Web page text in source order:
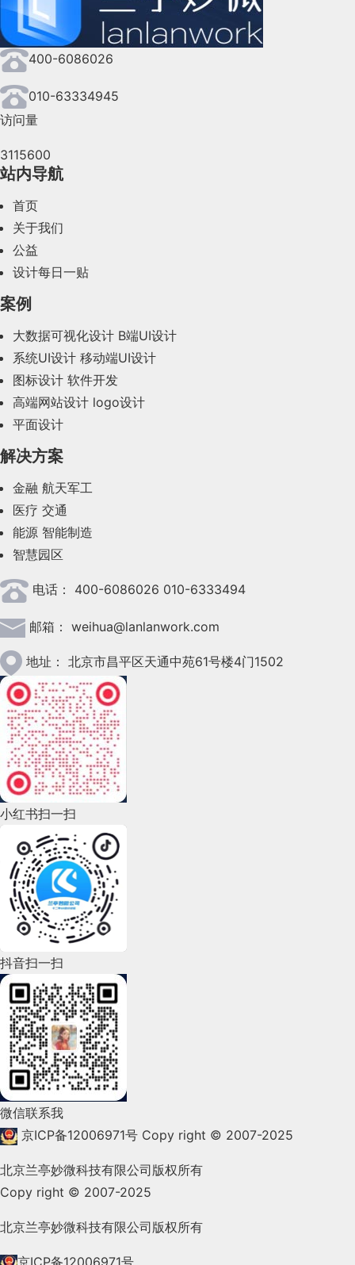
2024年8月(164)
2024年7月(107)
2024年6月(63)
2024年4月(44)
2024年2月(58)
2023年10月(14)
2023年8月(88)
2023年7月(62)
2023年6月(58)
2023年5月(28)
2023年4月(47)
2023年3月(37)
2023年2月(90)
2023年1月(78)
2022年12月(45)
2022年11月(69)
2022年10月(51)
2022年9月(135)
2022年8月(60)
2022年7月(111)
2022年6月(162)
2022年5月(143)
2022年4月(86)
2022年3月(119)
2022年2月(53)
2022年1月(99)
2021年12月(105)
2021年9月(153)
2021年8月(147)
2021年7月(149)
400-6086026
010-63334945
访问量
3115600
站内导航
首页
关于我们
公益
设计每日一贴
案例
大数据可视化设计 B端UI设计
系统UI设计 移动端UI设计
图标设计 软件开发
高端网站设计 logo设计
平面设计
解决方案
金融 航天军工
医疗 交通
能源 智能制造
智慧园区
电话： 400-6086026 010-6333494
邮箱： weihua@lanlanwork.com
地址： 北京市昌平区天通中苑61号楼4门1502
小红书扫一扫
抖音扫一扫
微信联系我
京ICP备12006971号 Copy right © 2007-2025
北京兰亭妙微科技有限公司版权所有
Copy right © 2007-2025
北京兰亭妙微科技有限公司版权所有
京ICP备12006971号